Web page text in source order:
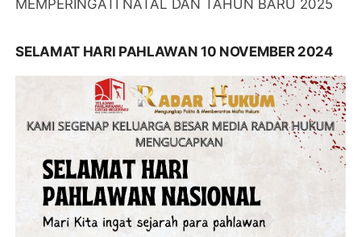
MEMPERINGATI NATAL DAN TAHUN BARU 2025
SELAMAT HARI PAHLAWAN 10 NOVEMBER 2024